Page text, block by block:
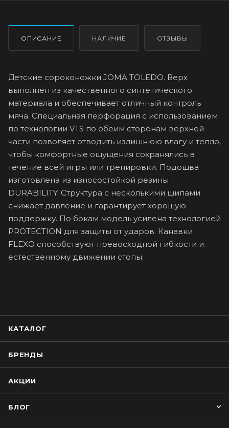
ОПИСАНИЕ НАЛИЧИЕ ОТЗЫВЫ
Детские сороконожки JOMA TOLEDO. Верх
выполнен из качественного синтетического
материала и обеспечивает отличный контроль
мяча. Специальная перфорация с использованием
по технологии VTS по обеим сторонам верхней
части позволяет отводить излишнюю влагу и тепло,
чтобы комфортные ощущения сохранялись в
течение всей игры или тренировки. Подошва
изготовлена из износостойкой резины
DURABILITY. Структура с несколькими шипами
снижает давление и гарантирует хорошую
поддержку. По бокам модель усилена технологией
PROTECTION для защиты от ударов. Канавки
FLEXO способствуют превосходной гибкости и
естественному движении стопы.
КАТАЛОГ
БРЕНДЫ
АКЦИИ
БЛОГ